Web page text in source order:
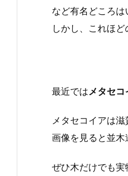
など有名どころは
しかし、これほ
最近ではメタセコ
メタセコイアは
画像を見ると並木
ぜひ木だけでも実